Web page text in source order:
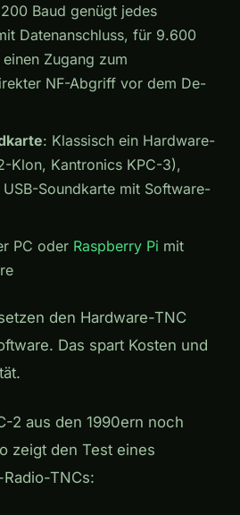
Baud genügt jedes
Datenanschluss, für 9.600
Zugang zum
NF-Abgriff vor dem De-
: Klassisch ein Hardware-
Klon, Kantronics KPC-3),
Soundkarte mit Software-
PC oder Raspberry Pi mit
den Hardware-TNC
Das spart Kosten und
2 aus den 1990ern noch
zeigt den Test eines
TNCs: